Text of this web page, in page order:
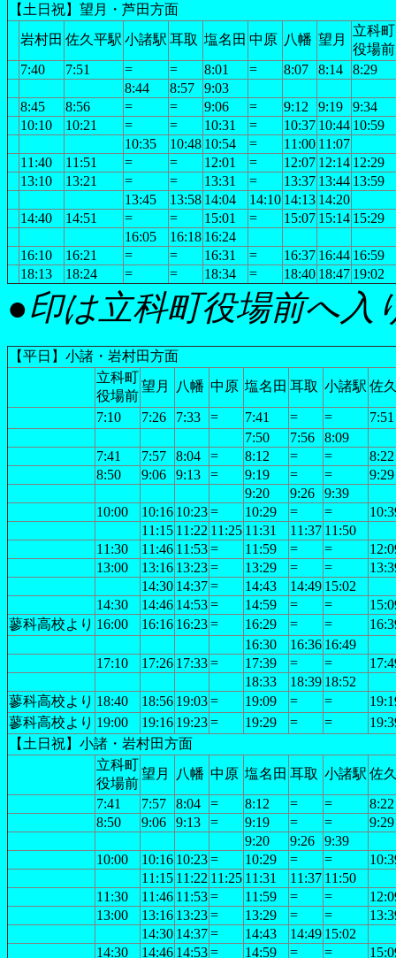
【土日祝】望月・芦田方面
岩村田 佐久平駅 小諸駅 耳取 塩名田 中原 八幡 望月
立科町
役場前
7:40
7:51 = = 8:01 = 8:07 8:14
8:29
8:44
8:57
9:03
8:45
8:56 = = 9:06 = 9:12 9:19
9:34
10:10
10:21 = = 10:31 = 10:37 10:44 10:59
10:35
10:48 10:54 = 11:00 11:07
11:40
11:51 = = 12:01 = 12:07 12:14 12:29
13:10
13:21 = = 13:31 = 13:37 13:44 13:59
13:45
13:58 14:04 14:10 14:13 14:20
14:40
14:51 = = 15:01 = 15:07 15:14 15:29
16:05
16:18 16:24
16:10
16:21 = = 16:31 = 16:37 16:44 16:59
18:13
18:24 = = 18:34 = 18:40 18:47 19:02
●印は立科町役場前へ入
【平日】小諸・岩村田方面
立科町
役場前
望月 八幡 中原 塩名田 耳取 小諸駅 佐
7:10 7:26 7:33 = 7:41 = =
7:51
7:50
7:56
8:09
7:41
7:57 8:04 = 8:12 = =
8:22
8:50
9:06 9:13 = 9:19 = =
9:29
9:20
9:26
9:39
10:00
10:16 10:23= 10:29 = =
11:15 11:22 11:25 11:31 11:37 11:50
11:30
11:46 11:53= 11:59 = =
13:00
13:16 13:23= 13:29 = =
14:30 14:37= 14:43 14:49 15:02
14:30
14:46 14:53= 14:59 = =
蓼科高校より 16:00 16:16 16:23= 16:29 = =
16:30
16:36 16:49
17:10
17:26 17:33= 17:39 = =
18:33
18:39 18:52
蓼科高校より 18:40 18:56 19:03= 19:09 = =
蓼科高校より 19:00 19:16 19:23= 19:29 = =
【土日祝】小諸・岩村田方面
立科町
役場前
望月 八幡 中原 塩名田 耳取 小諸駅 佐
7:41
7:57 8:04 = 8:12 = =
8:22
8:50
9:06 9:13 = 9:19 = =
9:29
9:20
9:26
9:39
10:00
10:16 10:23= 10:29 = =
11:15 11:22 11:25 11:31 11:37 11:50
11:30
11:46 11:53= 11:59 = =
13:00
13:16 13:23= 13:29 = =
14:30 14:37= 14:43 14:49 15:02
14:30
14:46 14:53= 14:59 = =